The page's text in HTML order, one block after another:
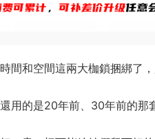
間和空間這兩大枷鎖捆綁了
用的是20年前、30年前的那